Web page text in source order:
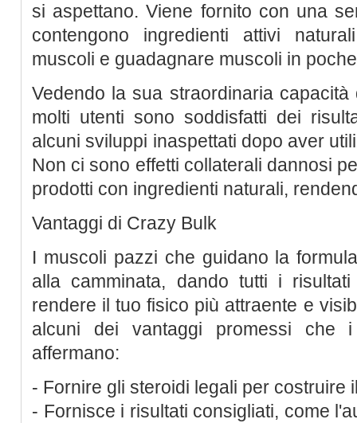
si aspettano. Viene fornito con una
contengono ingredienti attivi
muscoli e guadagnare muscoli in
Vedendo la sua straordinaria
molti utenti sono soddisfatti dei
alcuni sviluppi inaspettati dopo aver
Non ci sono effetti collaterali dannosi
prodotti con ingredienti naturali,
Vantaggi di Crazy Bulk
I muscoli pazzi che guidano la
alla camminata, dando tutti i
rendere il tuo fisico più attraente e
alcuni dei vantaggi promessi che
affermano:
- Fornire gli steroidi legali per costruire
- Fornisce i risultati consigliati, come